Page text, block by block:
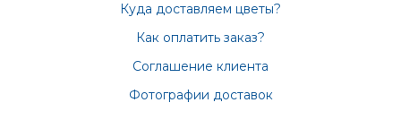
Куда доставляем цветы?
Как оплатить заказ?
Соглашение клиента
Фотографии доставок